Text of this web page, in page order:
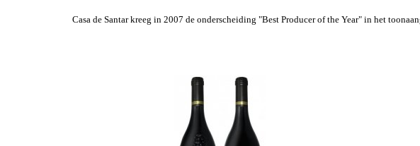
Casa de Santar kreeg in 2007 de onderscheiding "Best Producer of the Year" in het